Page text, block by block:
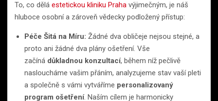
To, co dělá estetickou kliniku Praha výjimečným, je náš
hluboce osobní a zároveň vědecky podložený přístup:
Péče Šitá na Míru: Žádné dva obličeje nejsou stejné, a
proto ani žádné dva plány ošetření. Vše
začíná důkladnou konzultací, během níž pečlivě
nasloucháme vašim přáním, analyzujeme stav vaší pleti
a společně s vámi vytváříme personalizovaný
program ošetření. Naším cílem je harmonicky